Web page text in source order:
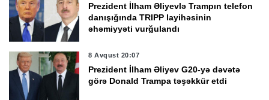
Prezident İlham Əliyevlə Trampın telefon
danışığında TRIPP layihəsinin
əhəmiyyəti vurğulandı
8 Avqust 20:07
Prezident İlham Əliyev G20-yə dəvətə
görə Donald Trampa təşəkkür etdi